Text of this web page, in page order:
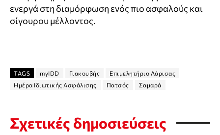
ενεργά στη διαμόρφωση ενός πιο ασφαλούς και
σίγουρου μέλλοντος.
TAGS myIDD Γιακουβής
Επιμελητήριο Λάρισας
Ημέρα Ιδιωτικής Ασφάλισης
Πατσός Σαμαρά
Σχετικές δημοσιεύσεις